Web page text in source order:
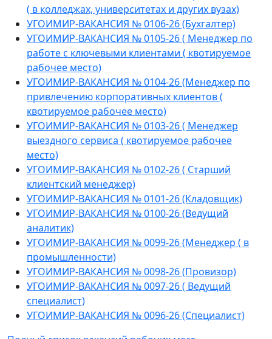
( в колледжах, университетах и других вузах)
УГОИМИР-ВАКАНСИЯ № 0106-26 (Бухгалтер)
УГОИМИР-ВАКАНСИЯ № 0105-26 ( Менеджер по
работе с ключевыми клиентами ( квотируемое
рабочее место)
УГОИМИР-ВАКАНСИЯ № 0104-26 (Менеджер по
привлечению корпоративных клиентов (
квотируемое рабочее место)
УГОИМИР-ВАКАНСИЯ № 0103-26 ( Менеджер
выездного сервиса ( квотируемое рабочее
место)
УГОИМИР-ВАКАНСИЯ № 0102-26 ( Старший
клиентский менеджер)
УГОИМИР-ВАКАНСИЯ № 0101-26 (Кладовщик)
УГОИМИР-ВАКАНСИЯ № 0100-26 (Ведущий
аналитик)
УГОИМИР-ВАКАНСИЯ № 0099-26 (Менеджер ( в
промышленности)
УГОИМИР-ВАКАНСИЯ № 0098-26 (Провизор)
УГОИМИР-ВАКАНСИЯ № 0097-26 ( Ведущий
специалист)
УГОИМИР-ВАКАНСИЯ № 0096-26 (Специалист)